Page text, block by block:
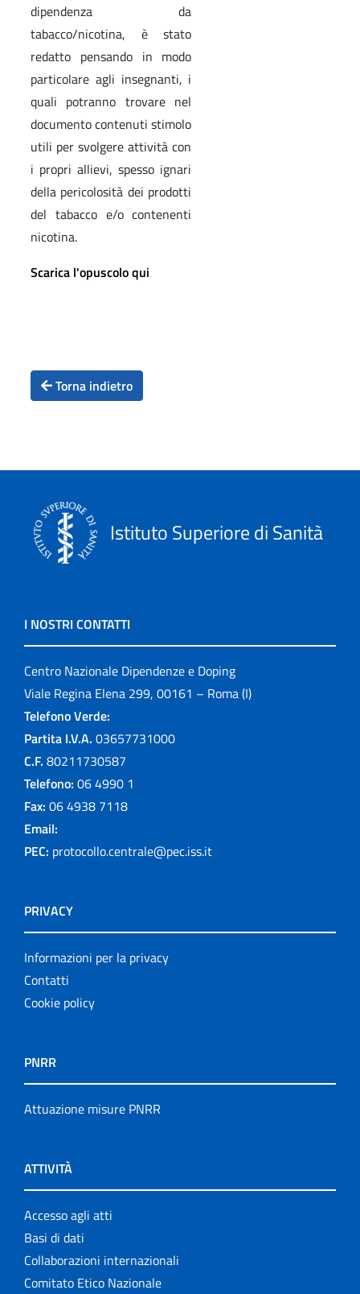
dipendenza da
tabacco/nicotina, è stato
redatto pensando in modo
particolare agli insegnanti, i
quali potranno trovare nel
documento contenuti stimolo
utili per svolgere attività con
i propri allievi, spesso ignari
della pericolosità dei prodotti
del tabacco e/o contenenti
nicotina.
Scarica l'opuscolo qui
Torna indietro
Istituto Superiore di Sanità
I NOSTRI CONTATTI
Centro Nazionale Dipendenze e Doping
Viale Regina Elena 299, 00161 – Roma (I)
Telefono Verde:
Partita I.V.A. 03657731000
C.F. 80211730587
Telefono: 06 4990 1
Fax: 06 4938 7118
Email:
PEC: protocollo.centrale@pec.iss.it
PRIVACY
Informazioni per la privacy
Contatti
Cookie policy
PNRR
Attuazione misure PNRR
ATTIVITÀ
Accesso agli atti
Basi di dati
Collaborazioni internazionali
Comitato Etico Nazionale